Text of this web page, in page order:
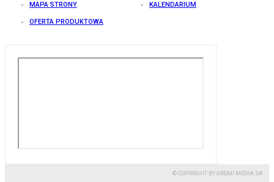
MAPA STRONY KALENDARIUM
OFERTA PRODUKTOWA
© COPYRIGHT BY GREMI MEDIA SA